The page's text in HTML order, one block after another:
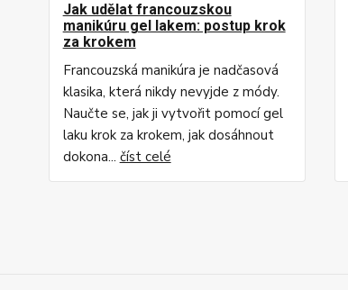
Jak udělat francouzskou
manikúru gel lakem: postup krok
za krokem
Francouzská manikúra je nadčasová
klasika, která nikdy nevyjde z módy.
Naučte se, jak ji vytvořit pomocí gel
laku krok za krokem, jak dosáhnout
dokona... číst celé